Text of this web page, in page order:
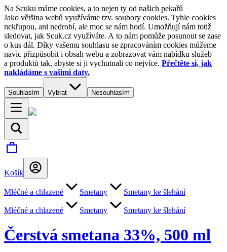
Na Scuku máme cookies, a to nejen ty od našich pekařů
Jako většina webů využíváme tzv. soubory cookies. Tyhle cookies
nekřupou, ani nedrobí, ale moc se nám hodí. Umožňují nám totiž
sledovat, jak Scuk.cz využíváte. A to nám pomůže posunout se zase
o kus dál. Díky vašemu souhlasu se zpracováním cookies můžeme
navíc přizpůsobit i obsah webu a zobrazovat vám nabídku služeb
a produktů tak, abyste si ji vychutnali co nejvíce. Přečtěte si, jak
nakládáme s vašimi daty.
Souhlasím Vybrat Nesouhlasím
Košík
Mléčné a chlazené Smetany Smetany ke šlehání
Mléčné a chlazené Smetany Smetany ke šlehání
Čerstvá smetana 33%, 500 ml